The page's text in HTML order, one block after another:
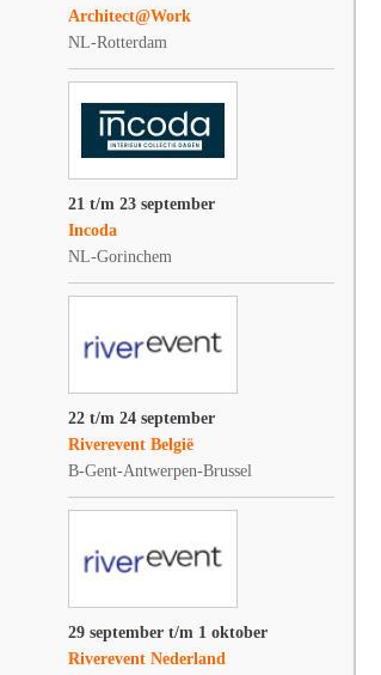
Architect@Work
NL-Rotterdam
21 t/m 23 september
Incoda
NL-Gorinchem
22 t/m 24 september
Riverevent België
B-Gent-Antwerpen-Brussel
29 september t/m 1 oktober
Riverevent Nederland